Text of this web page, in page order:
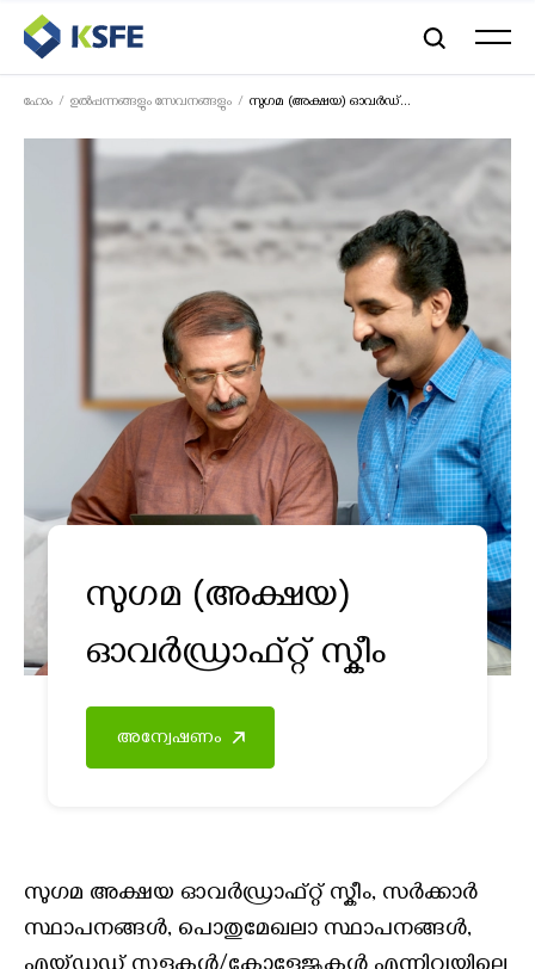
ഹോം ഉൽപ്പന്നങ്ങളും സേവനങ്ങളും സുഗമ (അക്ഷയ) ഓവർഡ്...
സുഗമ (അക്ഷയ)
ഓവർഡ്രാഫ്റ്റ് സ്കീം
അന്വേഷണം
സുഗമ അക്ഷയ ഓവർഡ്രാഫ്റ്റ് സ്കീം, സർക്കാർ
സ്ഥാപനങ്ങൾ, പൊതുമേഖലാ സ്ഥാപനങ്ങൾ,